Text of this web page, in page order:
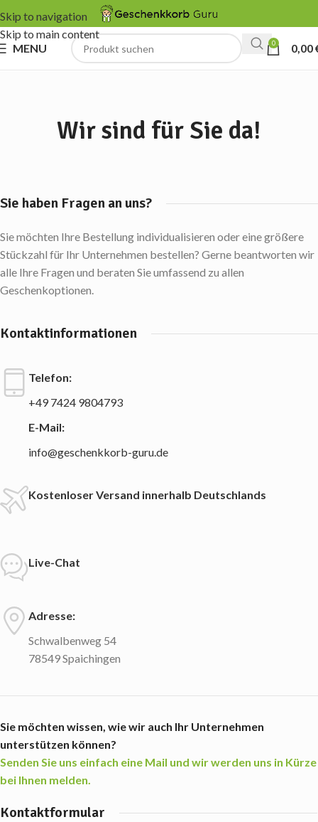
Skip to navigation
Skip to main content
MENU
0 0,00
Wir sind für Sie da!
Sie haben Fragen an uns?
Sie möchten Ihre Bestellung individualisieren oder eine größere
Stückzahl für Ihr Unternehmen bestellen? Gerne beantworten wir
alle Ihre Fragen und beraten Sie umfassend zu allen
Geschenkoptionen.
Kontaktinformationen
Telefon:
+49 7424 9804793
E-Mail:
info@geschenkkorb-guru.de
Kostenloser Versand innerhalb Deutschlands
Live-Chat
Adresse:
Schwalbenweg 54
78549 Spaichingen
Sie möchten wissen, wie wir auch Ihr Unternehmen
unterstützen können?
Senden Sie uns einfach eine Mail und wir werden uns in Kürze
bei Ihnen melden.
Kontaktformular